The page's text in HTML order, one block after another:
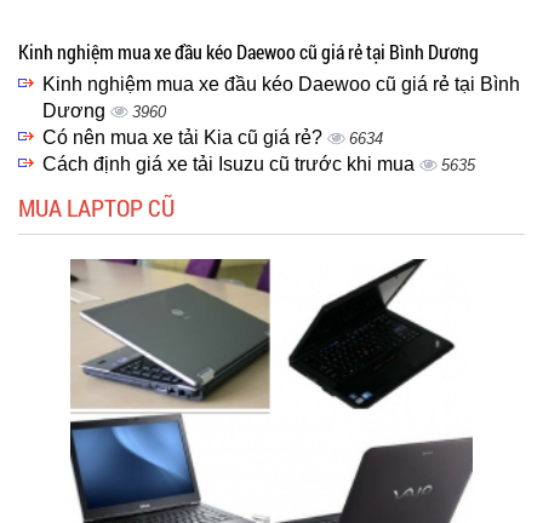
Kinh nghiệm mua xe đầu kéo Daewoo cũ giá rẻ tại Bình Dương
Kinh nghiệm mua xe đầu kéo Daewoo cũ giá rẻ tại Bình
Dương
3960
Có nên mua xe tải Kia cũ giá rẻ? 6634
Cách định giá xe tải Isuzu cũ trước khi mua 5635
MUA LAPTOP CŨ